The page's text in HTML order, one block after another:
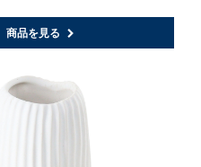
商品を見る